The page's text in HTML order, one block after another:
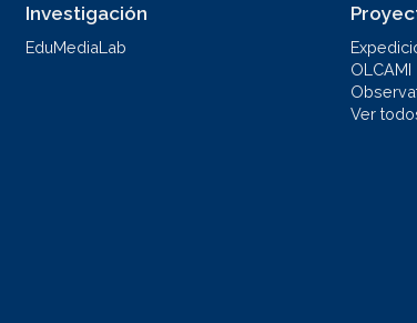
Investigación
EduMediaLab
OLCAMI
Ver